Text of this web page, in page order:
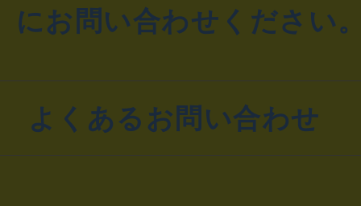
にお問い合わせください
よくあるお問い合わせ